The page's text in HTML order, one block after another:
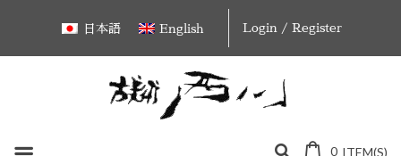
content
日本語 English Login / Register
0 ITEM(S)